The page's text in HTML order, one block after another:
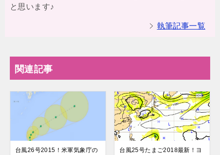
と思います♪
執筆記事一覧
関連記事
台風26号2015！米軍気象庁の
台風25号たまご2018最新！ヨ